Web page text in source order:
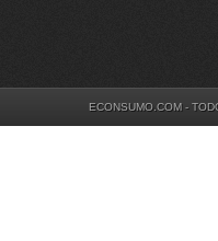
ECONSUMO.COM -